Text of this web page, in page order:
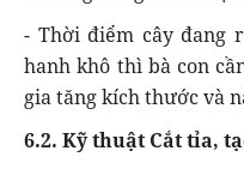
- Thời điểm cây đang
hanh khô thì bà con
gia tăng kích thước và
6.2. Kỹ thuật Cắt tỉa,